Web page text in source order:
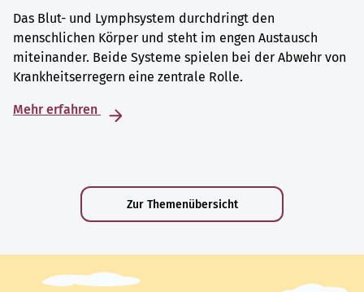
Das Blut- und Lymphsystem durchdringt den
menschlichen Körper und steht im engen Austausch
miteinander. Beide Systeme spielen bei der Abwehr von
Krankheitserregern eine zentrale Rolle.
Mehr erfahren
Zur Themenübersicht